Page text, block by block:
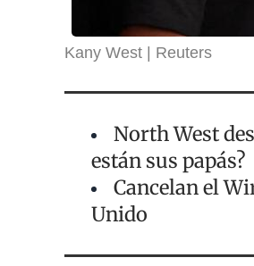
Kany West Reuters
North West
están sus papás?
Cancelan el
Unido